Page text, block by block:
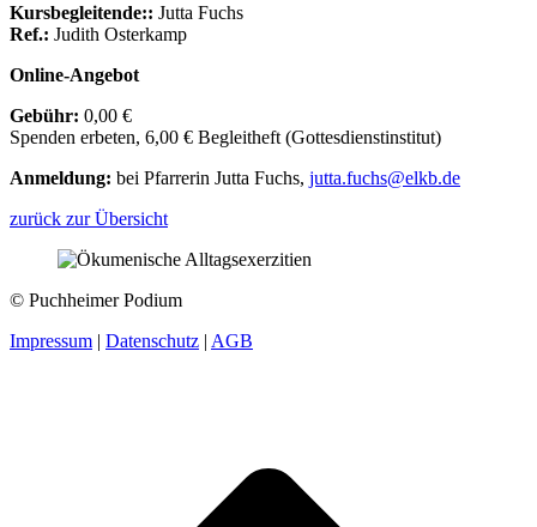
Kursbegleitende:: Jutta Fuchs
Ref.: Judith Osterkamp
Online-Angebot
Gebühr: 0,00 €
Spenden erbeten, 6,00 € Begleitheft (Gottesdienstinstitut)
Anmeldung: bei Pfarrerin Jutta Fuchs, jutta.fuchs@elkb.de
zurück zur Übersicht
© Puchheimer Podium
Impressum | Datenschutz | AGB